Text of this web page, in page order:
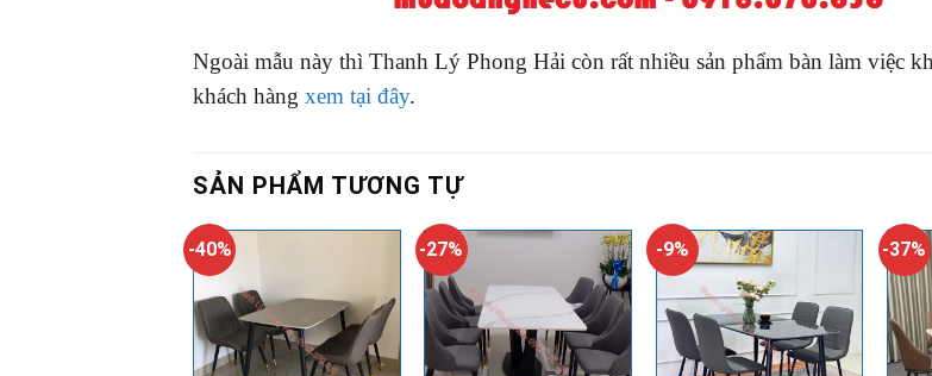
Ngoài mẫu này thì Thanh Lý Phong Hải còn rất nhiều sản phẩm bàn làm việc
khách hàng xem tại đây.
SẢN PHẨM TƯƠNG TỰ
-40% -27% -9% -37%